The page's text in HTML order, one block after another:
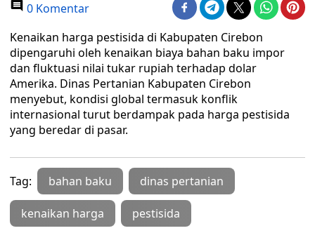
0 Komentar
Kenaikan harga pestisida di Kabupaten Cirebon
dipengaruhi oleh kenaikan biaya bahan baku impor
dan fluktuasi nilai tukar rupiah terhadap dolar
Amerika. Dinas Pertanian Kabupaten Cirebon
menyebut, kondisi global termasuk konflik
internasional turut berdampak pada harga pestisida
yang beredar di pasar.
Tag: bahan baku dinas pertanian
kenaikan harga pestisida